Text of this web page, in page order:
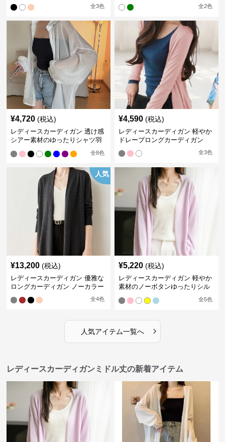
全3色 全2色
¥4,720 (税込)
レディースカーディガン 透け感
シアー素材のゆったりシャツ羽
全8色
¥4,590 (税込)
レディースカーディガン 軽やか
ドレープロングカーディガン
全3色
人気
¥13,200 (税込)
レディースカーディガン 優雅な
ロングカーディガン ノーカラー
全4色
¥5,220 (税込)
レディースカーディガン 軽やか
素材のノーボタンゆったりシル
全5色
人気アイテム一覧へ ›
レディースカーディガンミドル丈の新着アイテム